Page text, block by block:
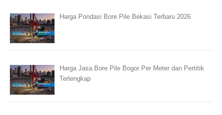
Harga Pondasi Bore Pile Bekasi Terbaru 2026
Harga Jasa Bore Pile Bogor Per Meter dan Pertitik
Terlengkap